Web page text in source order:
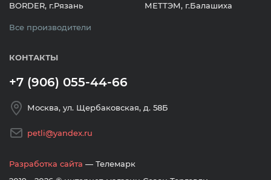
BORDER, г.Рязань
МЕТТЭМ, г.Балашиха
Все производители
КОНТАКТЫ
+7 (906) 055-44-66
Москва, ул. Щербаковская, д. 58Б
petli@yandex.ru
Разработка сайта — Телемарк